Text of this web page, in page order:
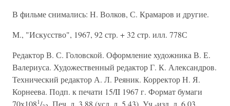
В фильме снимались: Н. Волков, С. Крамаров и другие.
М., "Искусство", 1967, 92 стр. + 32 стр. илл. 778С
Редактор В. С. Головской. Оформление художника В. Е.
Валериуса. Художественный редактор Г. К. Александров.
Технический редактор А. Л. Реяник. Корректор Н. Я.
Корнеева. Подп. к печати 15/II 1967 г. Формат бумаги
70х1081/
. Печ. л. 3,88 (усл. л. 5,43). Уч.-изд. л. 6,03.